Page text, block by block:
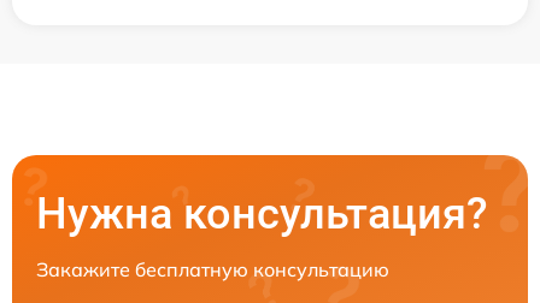
Нужна консультация?
Закажите бесплатную консультацию